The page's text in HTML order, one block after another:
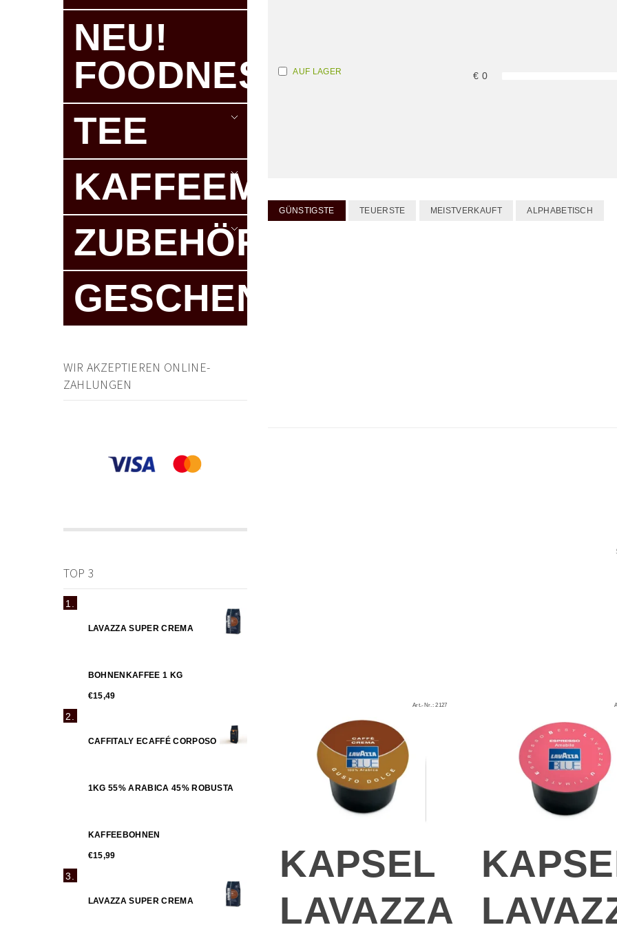
BESTELLUNGEN
NEU!
FOODNESS
TEE
KAFFEEMASCHINEN
ZUBEHÖR
GESCHENKPAKETE
WIR AKZEPTIEREN ONLINE-
ZAHLUNGEN
TOP 3
LAVAZZA SUPER CREMA
BOHNENKAFFEE 1 KG
€15,49
CAFFITALY ECAFFÉ CORPOSO
1KG 55% ARABICA 45% ROBUSTA
KAFFEEBOHNEN
€15,99
LAVAZZA SUPER CREMA
AUF LAGER €0
GÜNSTIGSTE TEUERSTE MEISTVERKAUFT ALPHABETISCH
Art.-Nr.:2127
KAPSEL
LAVAZZA